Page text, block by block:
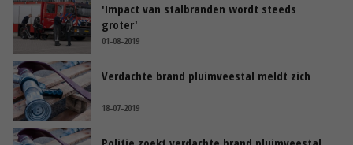
'Impact van stalbranden wordt steeds
groter'
01-08-2019
Verdachte brand pluimveestal meldt zich
18-07-2019